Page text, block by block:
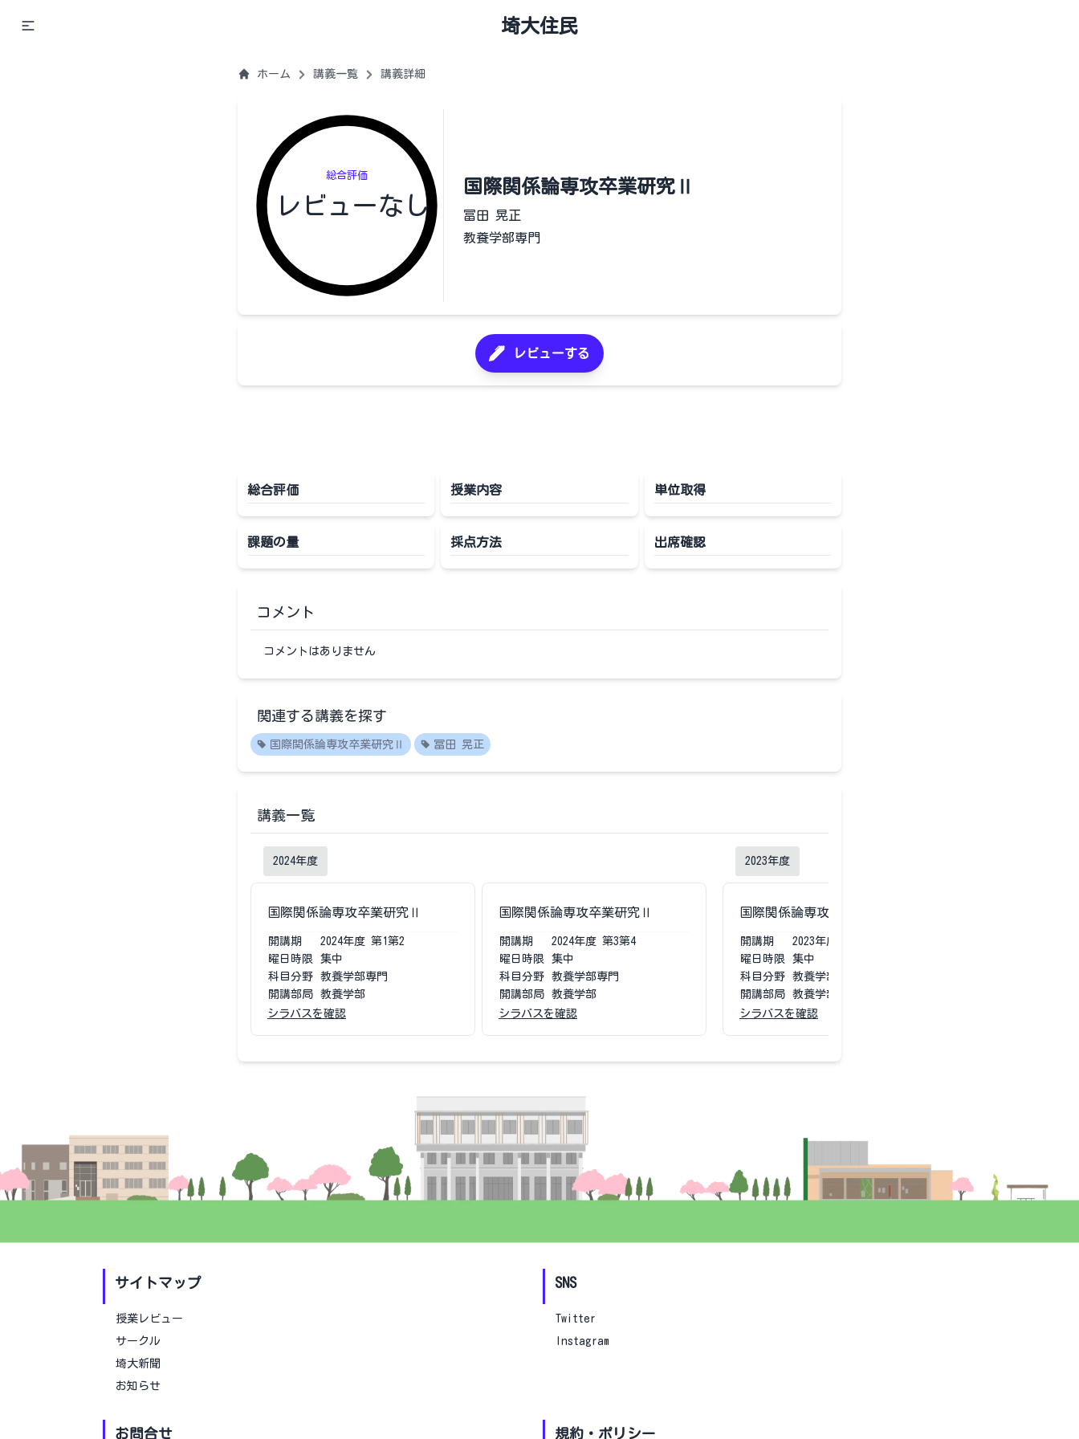
埼大住民
ホーム 講義一覧 講義詳細
総合評価
レビューなし
国際関係論専攻卒業研究Ⅱ
冨田 晃正
教養学部専門
レビューする
総合評価 授業内容 単位取得
課題の量 採点方法 出席確認
コメント
コメントはありません
関連する講義を探す
国際関係論専攻卒業研究Ⅱ 冨田 晃正
講義一覧
2024年度
国際関係論専攻卒業研究Ⅱ
開講期 2024年度 第1第2
曜日時限
集中
科目分野
教養学部専門
開講部局
教養学部
シラバスを確認
国際関係論専攻卒業研究Ⅱ
開講期 2024年度 第3第4
曜日時限
集中
科目分野
教養学部専門
開講部局
教養学部
シラバスを確認
2023年度
国際関係論専攻卒業研究Ⅱ
開講期 2023年度
曜日時限
集中
科目分野
教養学部専門
開講部局
教養学部
シラバスを確認
サイトマップ
授業レビュー
サークル
埼大新聞
お知らせ
SNS
Twitter
Instagram
お問合せ 規約・ポリシー